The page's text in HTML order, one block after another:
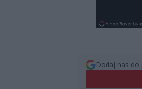
Dodaj nas do